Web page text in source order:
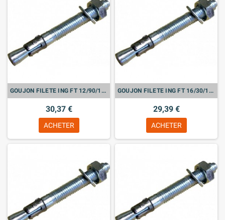
GOUJON FILETE ING FT 12/90/180 BTE DE 20
30,37 €
ACHETER
GOUJON FILETE ING FT 16/30/145 BTE DE 10
29,39 €
ACHETER